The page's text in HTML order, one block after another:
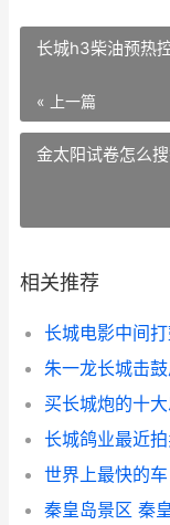
长城h3柴油预热
« 上一篇
金太阳试卷怎么
相关推荐
长城电影中间
朱一龙长城击
买长城炮的十
长城鸽业最近
世界上最快的
秦皇岛景区 秦